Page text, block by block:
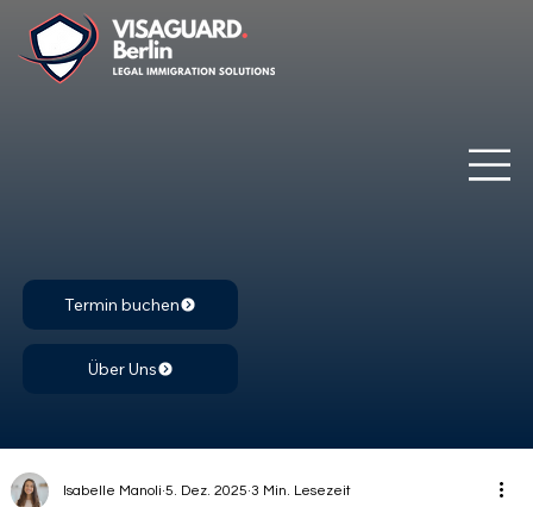
Termin buchen
Über Uns
Isabelle Manoli 5. Dez. 2025 3 Min. Lesezeit